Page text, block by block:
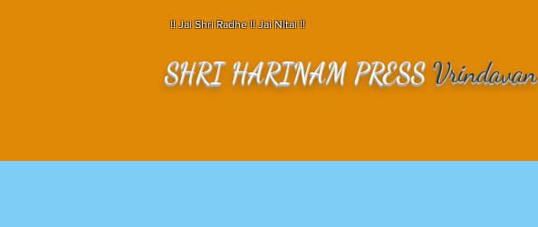
!! Jai Shri Radhe !! Jai NItai !!
SHRI HARINAM PRESS Vrindavan